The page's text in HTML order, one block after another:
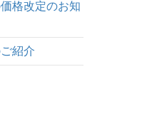
格改定のお知
紹介